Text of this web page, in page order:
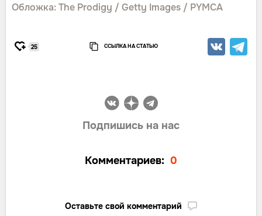
Обложка: The Prodigy / Getty Images / PYMCA
25 ССЫЛКА НА СТАТЬЮ
Подпишись на нас
Комментариев: 0
Оставьте свой комментарий